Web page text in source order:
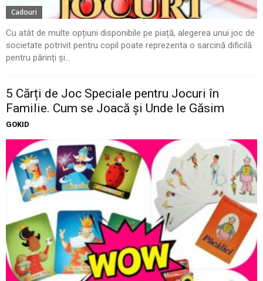
Cadouri
Cu atât de multe opțiuni disponibile pe piață, alegerea unui joc de
societate potrivit pentru copil poate reprezenta o sarcină dificilă
pentru părinți și...
5 Cărți de Joc Speciale pentru Jocuri în
Familie. Cum se Joacă și Unde le Găsim
GOKID